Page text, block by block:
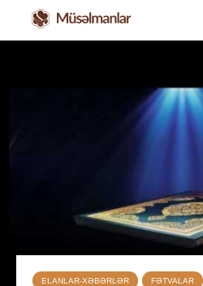
ELANLAR-XƏBƏRLƏR FƏTVALAR